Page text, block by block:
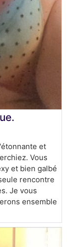
et
Vous
et bien galbé
rencontre
Je vous
ensemble